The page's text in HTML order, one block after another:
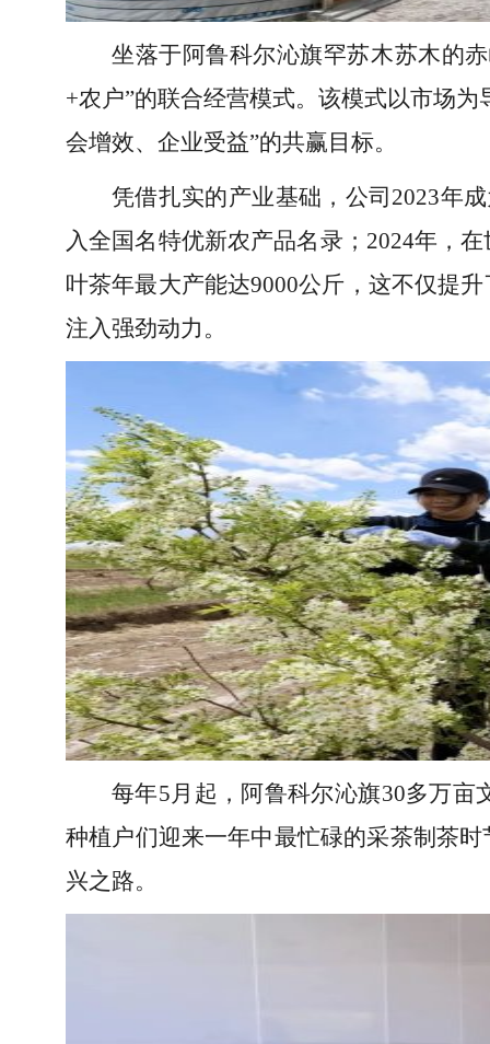
坐落于阿鲁科尔沁旗罕苏木苏木的
+农户”的联合经营模式。该模式以市场
会增效、企业受益”的共赢目标。
凭借扎实的产业基础，公司2023年
入全国名特优新农产品名录；2024年，
叶茶年最大产能达9000公斤，这不仅提
注入强劲动力。
每年5月起，阿鲁科尔沁旗30多万
种植户们迎来一年中最忙碌的采茶制茶
兴之路。